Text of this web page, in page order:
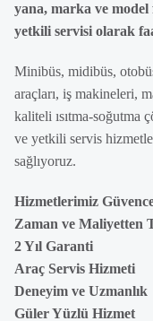
yana, marka ve
yetkili servisi olarak
Minibüs, midibüs,
araçları, iş makineleri,
kaliteli ısıtma-soğutma
ve yetkili servis
sağlıyoruz.
Hizmetlerimiz
Zaman ve Maliyetten
2 Yıl Garanti
Araç Servis Hizmeti
Deneyim ve Uzmanlık
Güler Yüzlü Hizmet